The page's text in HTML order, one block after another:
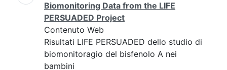
Biomonitoring Data from the LIFE
PERSUADED Project
Contenuto Web
Risultati LIFE PERSUADED dello studio di
biomonitoragio del bisfenolo A nei
bambini